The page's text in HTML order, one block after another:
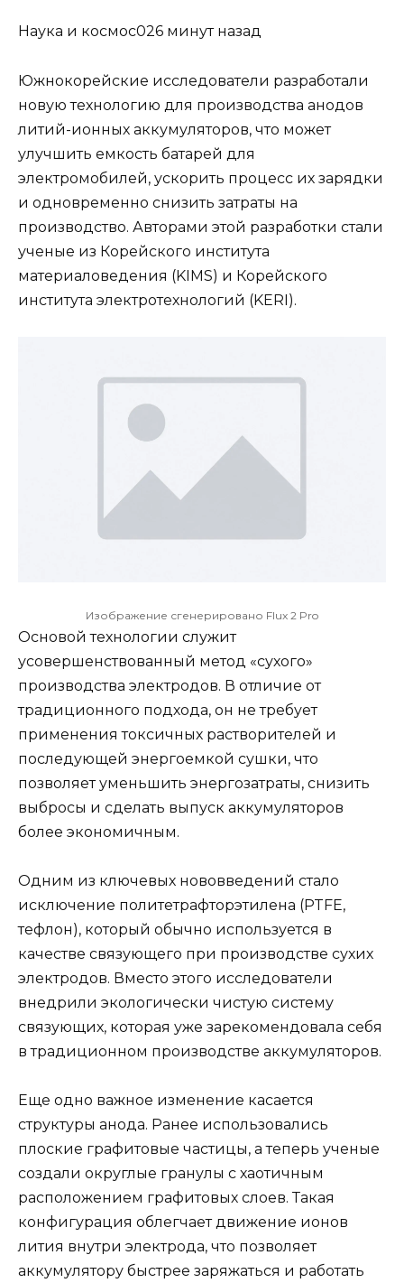
Наука и космос026 минут назад
Южнокорейские исследователи разработали
новую технологию для производства анодов
литий-ионных аккумуляторов, что может
улучшить емкость батарей для
электромобилей, ускорить процесс их зарядки
и одновременно снизить затраты на
производство. Авторами этой разработки стали
ученые из Корейского института
материаловедения (KIMS) и Корейского
института электротехнологий (KERI).
Изображение сгенерировано Flux 2 Pro
Основой технологии служит
усовершенствованный метод «сухого»
производства электродов. В отличие от
традиционного подхода, он не требует
применения токсичных растворителей и
последующей энергоемкой сушки, что
позволяет уменьшить энергозатраты, снизить
выбросы и сделать выпуск аккумуляторов
более экономичным.
Одним из ключевых нововведений стало
исключение политетрафторэтилена (PTFE,
тефлон), который обычно используется в
качестве связующего при производстве сухих
электродов. Вместо этого исследователи
внедрили экологически чистую систему
связующих, которая уже зарекомендовала себя
в традиционном производстве аккумуляторов.
Еще одно важное изменение касается
структуры анода. Ранее использовались
плоские графитовые частицы, а теперь ученые
создали округлые гранулы с хаотичным
расположением графитовых слоев. Такая
конфигурация облегчает движение ионов
лития внутри электрода, что позволяет
аккумулятору быстрее заряжаться и работать